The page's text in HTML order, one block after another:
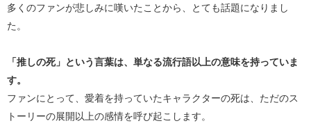
多くのファンが悲しみに嘆いたことから、とても話題になりまし
た。
「推しの死」という言葉は、単なる流行語以上の意味を持っていま
す。
ファンにとって、愛着を持っていたキャラクターの死は、ただのス
トーリーの展開以上の感情を呼び起こします。